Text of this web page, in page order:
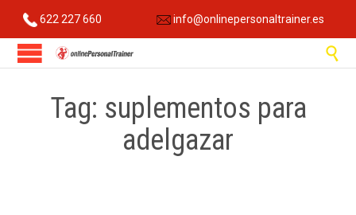
622 227 660 info@onlinepersonaltrainer.es

Tag: suplementos para
adelgazar